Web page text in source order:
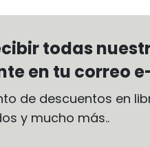
todas
en tu correo
de descuentos en
y mucho más..